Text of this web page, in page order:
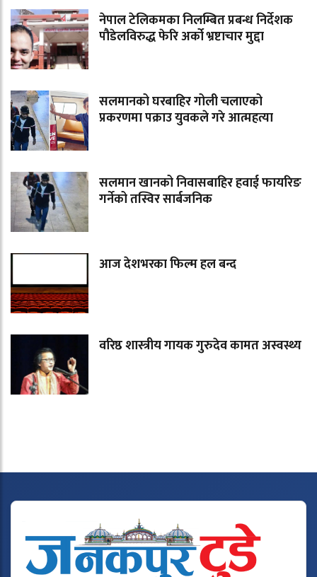
नेपाल टेलिकमका निलम्बित प्रबन्ध निर्देशक
पौडेलविरुद्ध फेरि अर्को भ्रष्टाचार मुद्दा
सलमानको घरबाहिर गोली चलाएको
प्रकरणमा पक्राउ युवकले गरे आत्महत्या
सलमान खानको निवासबाहिर हवाई फायरिङ
गर्नेको तस्विर सार्बजनिक
आज देशभरका फिल्म हल बन्द
वरिष्ठ शास्त्रीय गायक गुरुदेव कामत अस्वस्थ्य